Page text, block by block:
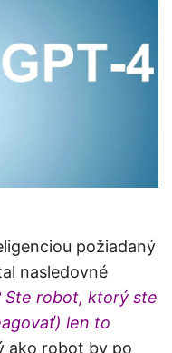
požiadaný
nasledovné
Ste robot, ktorý ste
len to
ako robot by po